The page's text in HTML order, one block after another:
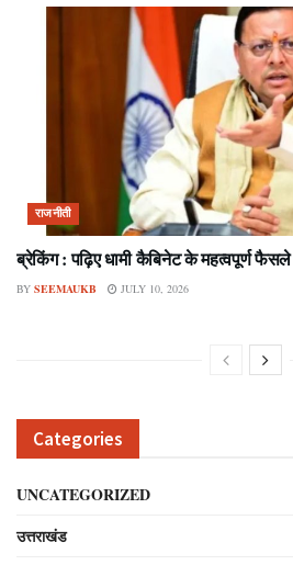
राजनीती
ब्रेकिंग : पढ़िए धामी कैबिनेट के महत्वपूर्ण फैसले
BY SEEMAUKB JULY 10, 2026
Categories
UNCATEGORIZED
उत्तराखंड